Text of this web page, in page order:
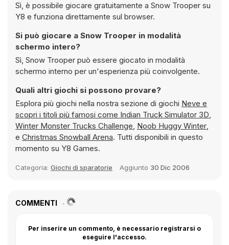
Sì, è possibile giocare gratuitamente a Snow Trooper su
Y8 e funziona direttamente sul browser.
Si può giocare a Snow Trooper in modalità
schermo intero?
Sì, Snow Trooper può essere giocato in modalità
schermo interno per un'esperienza più coinvolgente.
Quali altri giochi si possono provare?
Esplora più giochi nella nostra sezione di giochi Neve e
scopri i titoli più famosi come Indian Truck Simulator 3D,
Winter Monster Trucks Challenge, Noob Huggy Winter,
e Christmas Snowball Arena. Tutti disponibili in questo
momento su Y8 Games.
Categoria: Giochi di sparatorie Aggiunto 30 Dic 2006
COMMENTI
Per inserire un commento, è necessario registrarsi o
eseguire l'accesso.